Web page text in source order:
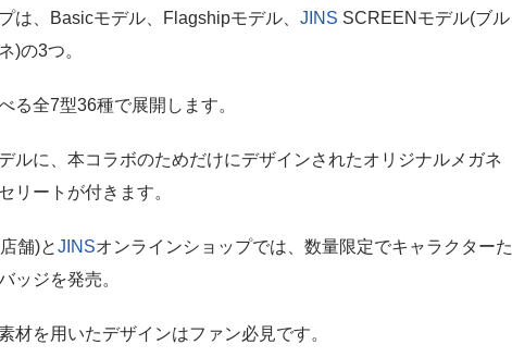
は、Basicモデル、Flagshipモデル、 JINS SCREENモデル(ブル
)の3つ。
る全7型36種で展開します。
ルに、本コラボのためだけにデザインされたオリジナルメガネ
リートが付きます。
舗)とJINSオンラインショップでは、数量限定でキャラクターた
ッジを発売。
材を用いたデザインはファン必見です。